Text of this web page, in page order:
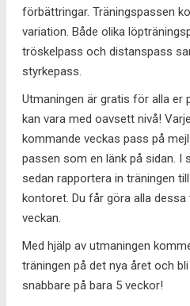
förbättringar. Träningspassen
variation. Både olika
tröskelpass och distanspass
styrkepass.
Utmaningen är gratis för alla er
kan vara med oavsett nivå!
kommande veckas pass på
passen som en länk på sidan. I
sedan rapportera in träningen
kontoret. Du får göra alla
veckan.
Med hjälp av utmaningen
träningen på det nya året och
snabbare på bara 5 veckor!